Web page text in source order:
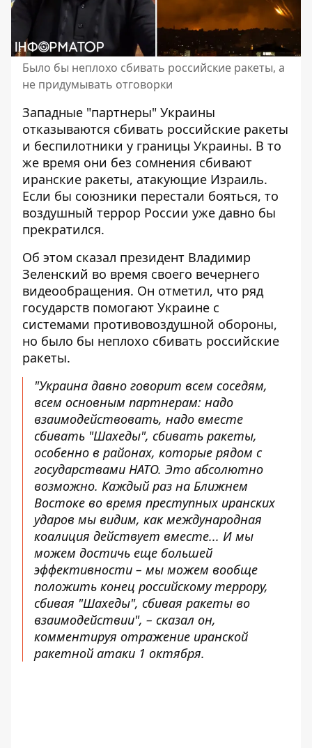
Было бы неплохо сбивать российские ракеты, а
не придумывать отговорки
Западные "партнеры" Украины
отказываются сбивать российские ракеты
и беспилотники у границы Украины. В то
же время они без сомнения сбивают
иранские ракеты, атакующие Израиль.
Если бы союзники перестали бояться, то
воздушный террор России уже давно бы
прекратился.
Об этом сказал президент Владимир
Зеленский во время своего вечернего
видеообращения. Он отметил, что ряд
государств помогают Украине с
системами противовоздушной обороны,
но было бы неплохо сбивать российские
ракеты.
"Украина давно говорит всем соседям,
всем основным партнерам: надо
взаимодействовать, надо вместе
сбивать "Шахеды", сбивать ракеты,
особенно в районах, которые рядом с
государствами НАТО. Это абсолютно
возможно. Каждый раз на Ближнем
Востоке во время преступных иранских
ударов мы видим, как международная
коалиция действует вместе... И мы
можем достичь еще большей
эффективности – мы можем вообще
положить конец российскому террору,
сбивая "Шахеды", сбивая ракеты во
взаимодействии", – сказал он,
комментируя отражение иранской
ракетной атаки 1 октября.